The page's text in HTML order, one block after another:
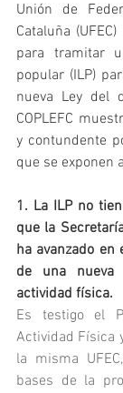
Unión de
Cataluña
para tramitar
popular (ILP)
nueva Ley del
COPLEFC
y contundente
que se exponen
1. La ILP no
que la
ha avanzado en
de una
actividad física.
Es testigo el
Actividad Física
la misma
bases de la